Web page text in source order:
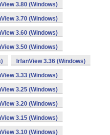
3.80 (Windows)
3.70 (Windows)
3.60 (Windows)
3.50 (Windows)
IrfanView 3.36 (Windows)
3.33 (Windows)
3.25 (Windows)
3.20 (Windows)
3.15 (Windows)
3.10 (Windows)